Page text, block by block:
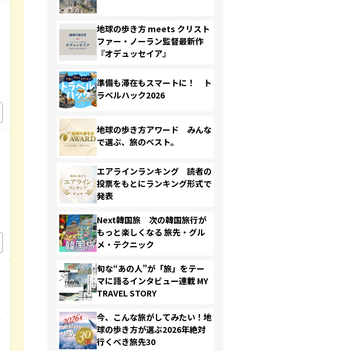
地球の歩き方 meets クリスト
ファー・ノーラン監督最新作
『オデュッセイア』
準備も滞在もスマートに！ ト
ラベルハック2026
地球の歩き方アワード みんな
で選ぶ、旅のベスト。
エアラインランキング 読者の
投票をもとにランキング形式で
発表
Next韓国旅 次の韓国旅行が
もっと楽しくなる 旅先・グル
メ・テクニック
旬な“あの人”が「旅」をテー
マに語るインタビュー連載 MY
TRAVEL STORY
今、こんな旅がしてみたい！地
球の歩き方が選ぶ2026年絶対
行くべき旅先30